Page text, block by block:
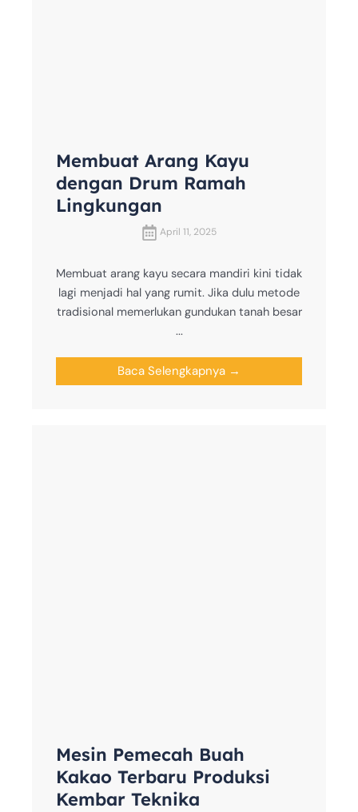
Membuat Arang Kayu
dengan Drum Ramah
Lingkungan
April 11, 2025
Membuat arang kayu secara mandiri kini tidak
lagi menjadi hal yang rumit. Jika dulu metode
tradisional memerlukan gundukan tanah besar
...
Baca Selengkapnya →
Mesin Pemecah Buah
Kakao Terbaru Produksi
Kembar Teknika